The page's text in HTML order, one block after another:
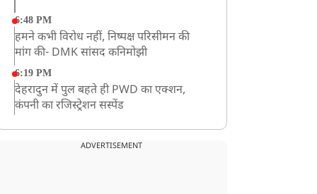
6:48 PM
हमने कभी विरोध नहीं, निष्पक्ष परिसीमन की
मांग की- DMK सांसद कनिमोझी
6:19 PM
देहरादुन में पुल बहते ही PWD का एक्शन,
कंपनी का रजिस्ट्रेशन सस्पेंड
खराब मौसम की चेतावनी के कारण अमरनाथ
ADVERTISEMENT